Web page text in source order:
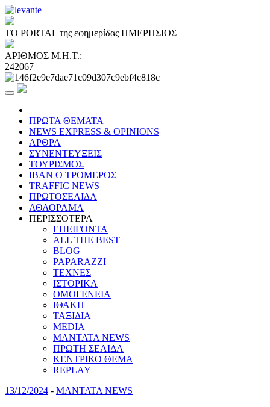
ΤΟ PORTAL της εφημερίδας ΗΜΕΡΗΣΙΟΣ
ΑΡΙΘΜΟΣ Μ.Η.Τ.:
242067
ΠΡΩΤΑ ΘΕΜΑΤΑ
NEWS EXPRESS & OPINIONS
ΑΡΘΡΑ
ΣΥΝΕΝΤΕΥΞΕΙΣ
ΤΟΥΡΙΣΜΟΣ
ΙΒΑΝ Ο ΤΡΟΜΕΡΟΣ
TRAFFIC NEWS
ΠΡΩΤΟΣΕΛΙΔΑ
ΑΘΛΟΡΑΜΑ
ΠΕΡΙΣΣΟΤΕΡΑ
ΕΠΕΙΓΟΝΤΑ
ALL THE BEST
BLOG
PAPARAZZI
ΤΕΧΝΕΣ
ΙΣΤΟΡΙΚΑ
ΟΜΟΓΕΝΕΙΑ
ΙΘΑΚΗ
ΤΑΞΙΔΙΑ
MEDIA
MANTATA NEWS
ΠΡΩΤΗ ΣΕΛΙΔΑ
ΚΕΝΤΡΙΚΟ ΘΕΜΑ
REPLAY
13/12/2024 - MANTATA NEWS